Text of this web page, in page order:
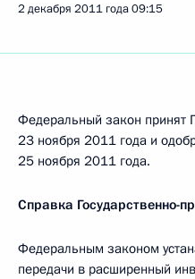
2 декабря 2011 года09:15
Федеральный закон принят
23 ноября 2011 года и
25 ноября 2011 года.
Справка Государственно-
Федеральным законом
передачи в расширенный